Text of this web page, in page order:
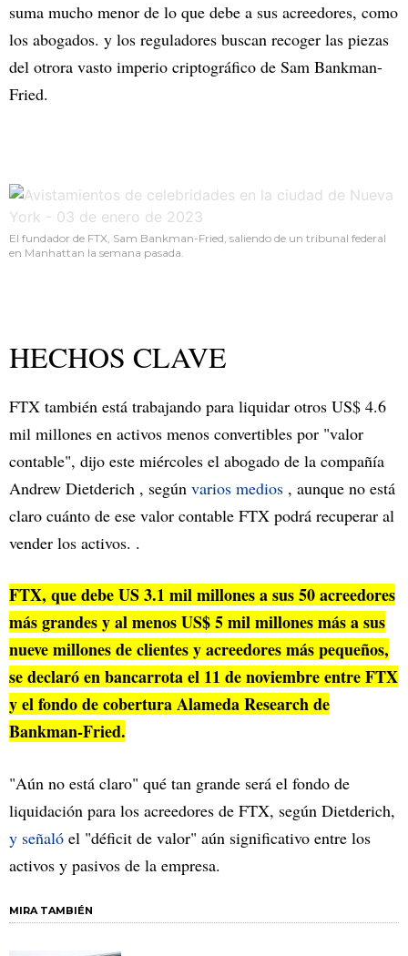
suma mucho menor de lo que debe a sus acreedores, como
los abogados. y los reguladores buscan recoger las piezas
del otrora vasto imperio criptográfico de Sam Bankman-
Fried.
El fundador de FTX, Sam Bankman-Fried, saliendo de un tribunal federal
en Manhattan la semana pasada.
HECHOS CLAVE
FTX también está trabajando para liquidar otros US$ 4.6
mil millones en activos menos convertibles por "valor
contable", dijo este miércoles el abogado de la compañía
Andrew Dietderich , según varios medios , aunque no está
claro cuánto de ese valor contable FTX podrá recuperar al
vender los activos. .
FTX, que debe US3.1 mil millonesa sus 50 acreedores
más grandes y al menos US$ 5 mil millones más a sus
nueve millonesde clientes y acreedores más pequeños,
se declaró en bancarrotael 11 de noviembre entre FTX
y el fondo de cobertura Alameda Research de
Bankman-Fried.
"Aún no está claro" qué tan grande será el fondo de
liquidación para los acreedores de FTX, según Dietderich,
y señaló el "déficit de valor" aún significativo entre los
activos y pasivos de la empresa.
MIRA TAMBIÉN